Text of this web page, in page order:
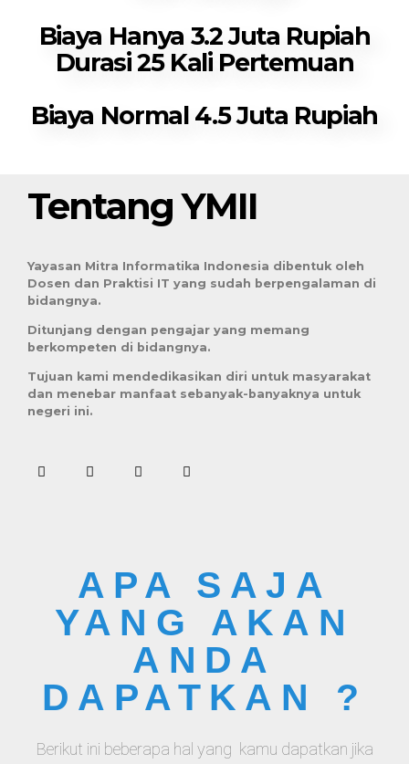
Biaya Hanya 3.2 Juta Rupiah
Durasi 25 Kali Pertemuan
Biaya Normal 4.5 Juta Rupiah
Tentang YMII
Yayasan Mitra Informatika Indonesia dibentuk oleh
Dosen dan Praktisi IT yang sudah berpengalaman di
bidangnya.
Ditunjang dengan pengajar yang memang
berkompeten di bidangnya.
Tujuan kami mendedikasikan diri untuk masyarakat
dan menebar manfaat sebanyak-banyaknya untuk
negeri ini.
APA SAJA
YANG AKAN
ANDA
DAPATKAN ?
Berikut ini beberapa hal yang kamu dapatkan jika